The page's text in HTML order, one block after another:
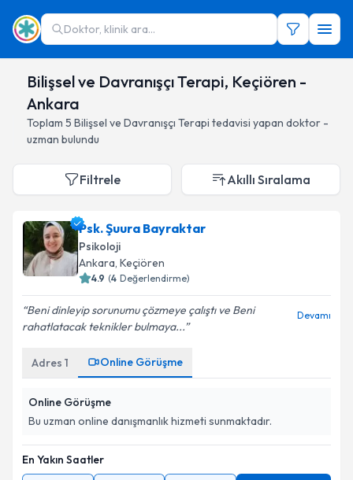
Doktor, klinik ara...
Bilişsel ve Davranışçı Terapi, Keçiören -
Ankara
Toplam 5 Bilişsel ve Davranışçı Terapi tedavisi yapan doktor -
uzman bulundu
Filtrele Akıllı Sıralama
Psk. Şuura Bayraktar
Psikoloji
Ankara, Keçiören
4.9 (4 Değerlendirme)
Beni dinleyip sorunumu çözmeye çalıştı ve Beni
rahatlatacak teknikler bulmaya...
Devamı
Adres 1 Online Görüşme
Online Görüşme
Bu uzman online danışmanlık hizmeti sunmaktadır.
En Yakın Saatler